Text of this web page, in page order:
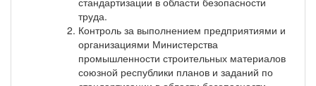
труда.
Контроль за выполнением предприятиями и
организациями Министерства
промышленности строительных материалов
союзной республики планов и заданий по